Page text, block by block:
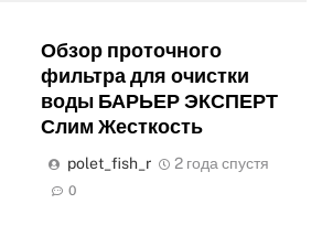
Обзор проточного
фильтра для очистки
воды БАРЬЕР ЭКСПЕРТ
Слим Жесткость
polet_fish_r 2 года спустя
0